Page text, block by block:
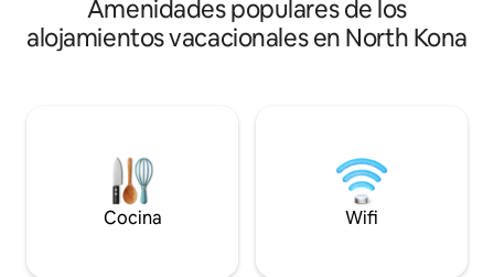
incluido el popular esnórquel en Kahaluu.
A 9 minutos del centro de Kona para
comer y ir de compras. Jacuzzi al
nuevo. Lavaplatos doble Televisión de
lujo de 85 pulgadas Barrio
extremadamente seguro con puerta
privacidad,
de 180° y
sereno,
wifi muy rápido Número de
identificación
Amenidades populares de los
alojamientos vacacionales en North Kona
Cocina Wifi